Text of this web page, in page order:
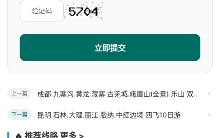
立即提交
上一篇 成都.九寨沟.黄龙.藏寨.古羌城.峨眉山(全景).乐山 双飞7日游(含双自费)
下一篇 昆明.石林.大理.丽江.版纳.中缅边境 四飞10日游
🔥 推荐线路 更多 >